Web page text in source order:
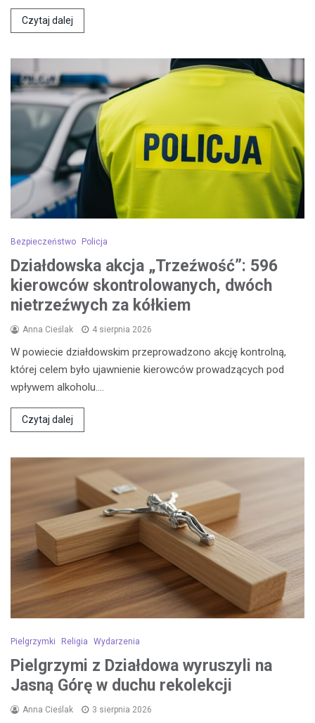
Czytaj dalej
Bezpieczeństwo Policja
Działdowska akcja „Trzeźwość”: 596
kierowców skontrolowanych, dwóch
nietrzeźwych za kółkiem
Anna Cieślak 4 sierpnia 2026
W powiecie działdowskim przeprowadzono akcję kontrolną,
której celem było ujawnienie kierowców prowadzących pod
wpływem alkoholu.…
Czytaj dalej
Pielgrzymki Religia Wydarzenia
Pielgrzymi z Działdowa wyruszyli na
Jasną Górę w duchu rekolekcji
Anna Cieślak 3 sierpnia 2026